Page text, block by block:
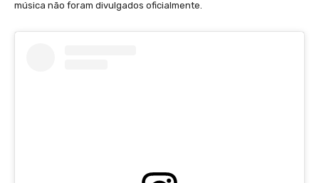
música não foram divulgados oficialmente.